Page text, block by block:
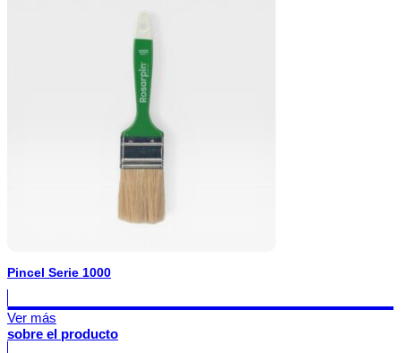
Pincel Serie 1000
Ver más
sobre el producto